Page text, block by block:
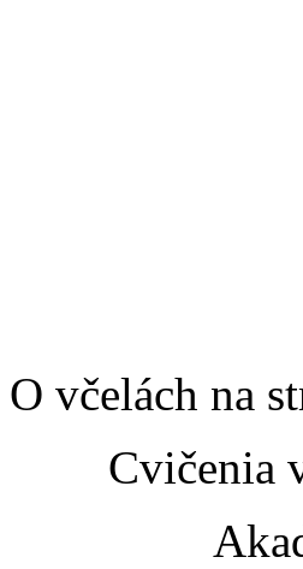
O včelách na
Cvičenia